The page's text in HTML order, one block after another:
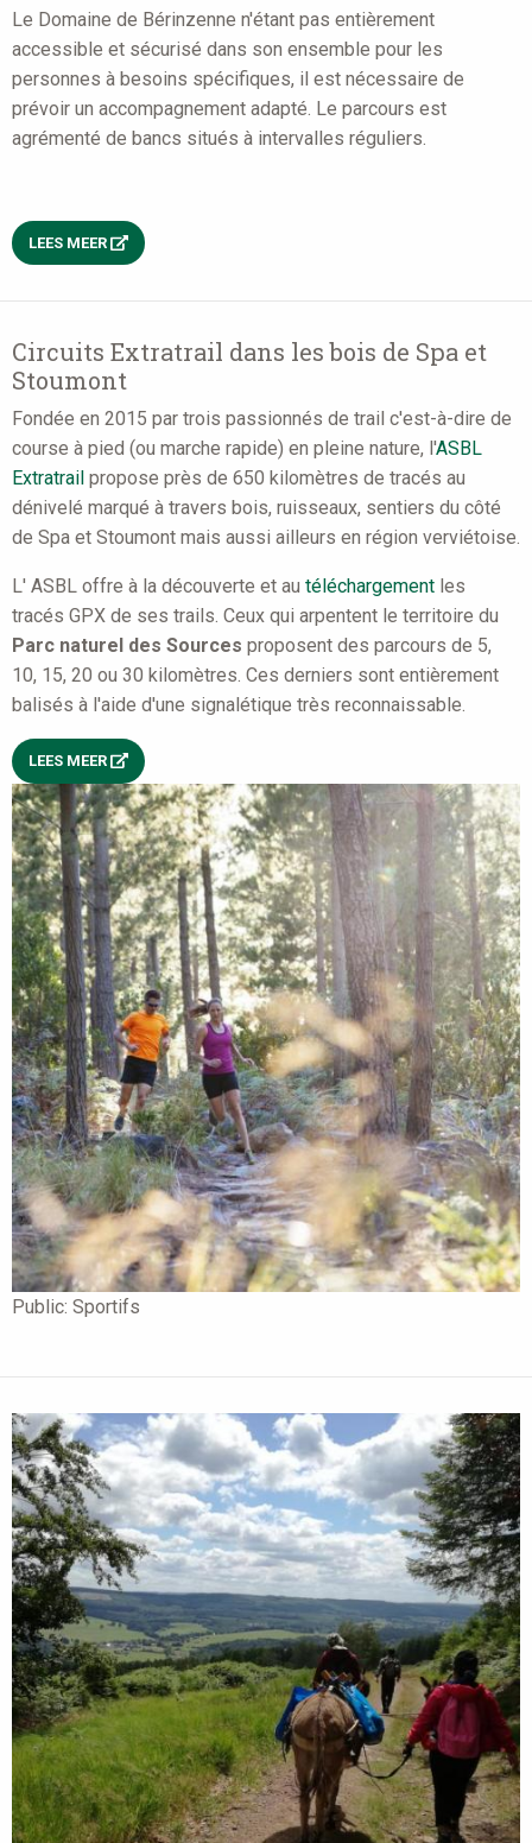
Le Domaine de Bérinzenne n'étant pas entièrement
accessible et sécurisé dans son ensemble pour les
personnes à besoins spécifiques, il est nécessaire de
prévoir un accompagnement adapté. Le parcours est
agrémenté de bancs situés à intervalles réguliers.
LEES MEER
Public: Sportifs
Circuits Extratrail dans les bois de Spa et
Stoumont
Fondée en 2015 par trois passionnés de trail c'est-à-dire de
course à pied (ou marche rapide) en pleine nature, l'ASBL
Extratrail propose près de 650 kilomètres de tracés au
dénivelé marqué à travers bois, ruisseaux, sentiers du côté
de Spa et Stoumont mais aussi ailleurs en région verviétoise.
L' ASBL offre à la découverte et au téléchargement les
tracés GPX de ses trails. Ceux qui arpentent le territoire du
Parc naturel des Sources proposent des parcours de 5,
10, 15, 20 ou 30 kilomètres. Ces derniers sont entièrement
balisés à l'aide d'une signalétique très reconnaissable.
LEES MEER